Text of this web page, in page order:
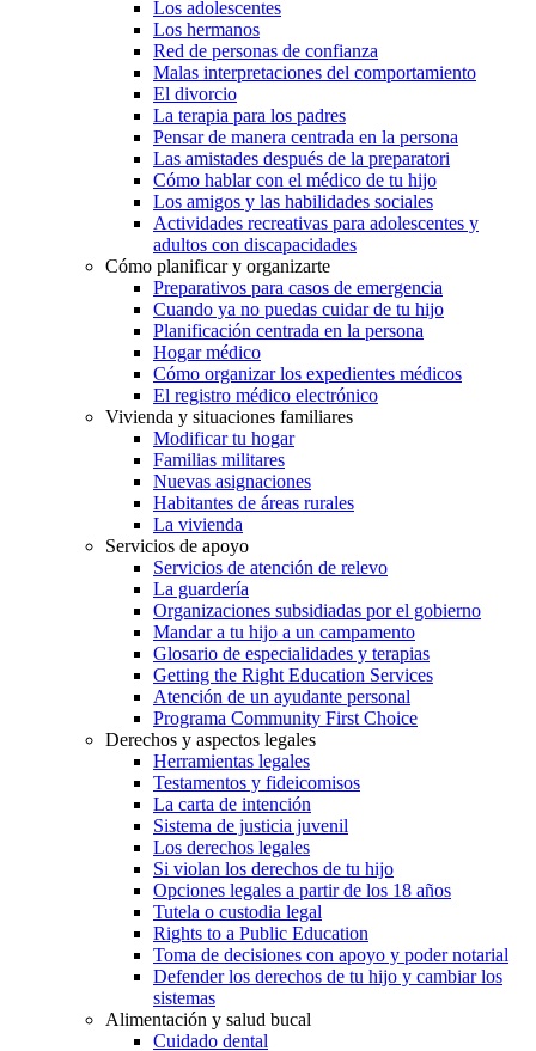
Los adolescentes
Los hermanos
Red de personas de confianza
Malas interpretaciones del comportamiento
El divorcio
La terapia para los padres
Pensar de manera centrada en la persona
Las amistades después de la preparatori
Cómo hablar con el médico de tu hijo
Los amigos y las habilidades sociales
Actividades recreativas para adolescentes y
adultos con discapacidades
Cómo planificar y organizarte
Preparativos para casos de emergencia
Cuando ya no puedas cuidar de tu hijo
Planificación centrada en la persona
Hogar médico
Cómo organizar los expedientes médicos
El registro médico electrónico
Vivienda y situaciones familiares
Modificar tu hogar
Familias militares
Nuevas asignaciones
Habitantes de áreas rurales
La vivienda
Servicios de apoyo
Servicios de atención de relevo
La guardería
Organizaciones subsidiadas por el gobierno
Mandar a tu hijo a un campamento
Glosario de especialidades y terapias
Getting the Right Education Services
Atención de un ayudante personal
Programa Community First Choice
Derechos y aspectos legales
Herramientas legales
Testamentos y fideicomisos
La carta de intención
Sistema de justicia juvenil
Los derechos legales
Si violan los derechos de tu hijo
Opciones legales a partir de los 18 años
Tutela o custodia legal
Rights to a Public Education
Toma de decisiones con apoyo y poder notarial
Defender los derechos de tu hijo y cambiar los
sistemas
Alimentación y salud bucal
Cuidado dental